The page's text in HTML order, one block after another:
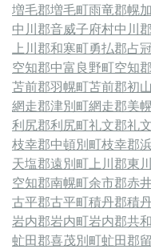
増毛郡増毛町雨竜郡幌
中川郡音威子府村中川
上川郡和寒町勇払郡占
空知郡中富良野町空知
苫前郡羽幌町苫前郡初
網走郡津別町網走郡美
利尻郡利尻町礼文郡礼
枝幸郡中頓別町枝幸郡
天塩郡遠別町 上川郡東
空知郡南幌町余市郡赤
古平郡古平町積丹郡積
岩内郡岩内町岩内郡共
虻田郡喜茂別町虻田郡